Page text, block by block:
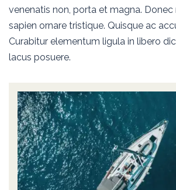
venenatis non, porta et magna. Donec
sapien ornare tristique. Quisque ac
Curabitur elementum ligula in libero
lacus posuere.